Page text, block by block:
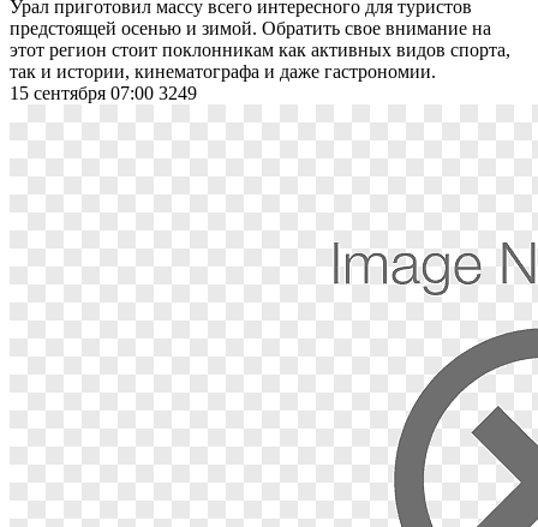
Урал приготовил массу всего интересного для туристов
предстоящей осенью и зимой. Обратить свое внимание на
этот регион стоит поклонникам как активных видов спорта,
так и истории, кинематографа и даже гастрономии.
15 сентября 07:00 3249